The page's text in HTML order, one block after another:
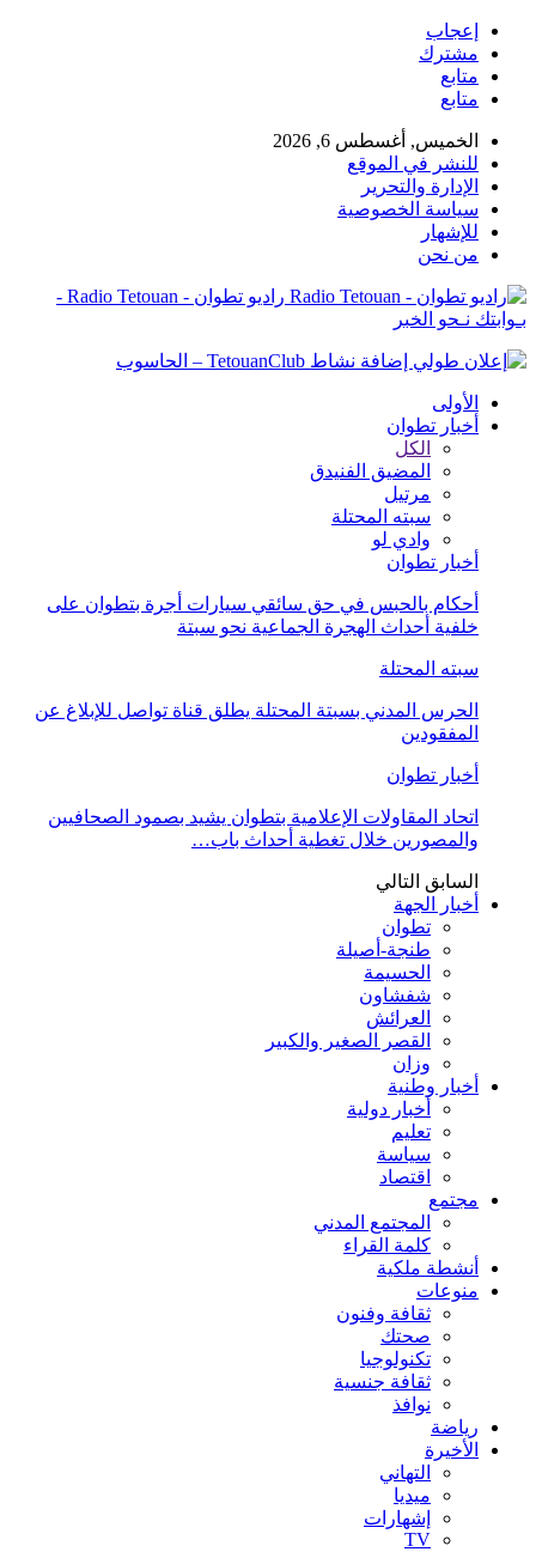
إعجاب
مشترك
متابع
متابع
الخميس, أغسطس 6, 2026
للنشر في الموقع
الإدارة والتحرير
سياسة الخصوصية
للإشهار
من نحن
راديو تطوان - Radio Tetouan -
بـوابتك نـحو الخبر
الأولى
أخبار تطوان
الكل
المضيق الفنيدق
مرتيل
سبته المحتلة
وادي لو
أخبار تطوان
أحكام بالحبس في حق سائقي سيارات أجرة بتطوان على
خلفية أحداث الهجرة الجماعية نحو سبتة
سبته المحتلة
الحرس المدني بسبتة المحتلة يطلق قناة تواصل للإبلاغ عن
المفقودين
أخبار تطوان
اتحاد المقاولات الإعلامية بتطوان يشيد بصمود الصحافيين
والمصورين خلال تغطية أحداث باب…
السابق التالي
أخبار الجهة
تطوان
طنجة-أصيلة
الحسيمة
شفشاون
العرائش
القصر الصغير والكبير
وزان
أخبار وطنية
أخبار دولية
تعليم
سياسة
اقتصاد
مجتمع
المجتمع المدني
كلمة القراء
أنشطة ملكية
منوعات
ثقافة وفنون
صحتك
تكنولوجيا
ثقافة جنسية
نوافذ
رياضة
الأخيرة
التهاني
ميديا
إشهارات
TV